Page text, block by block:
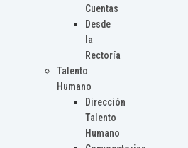
Cuentas
Desde
la
Rectoría
Talento
Humano
Dirección
Talento
Humano